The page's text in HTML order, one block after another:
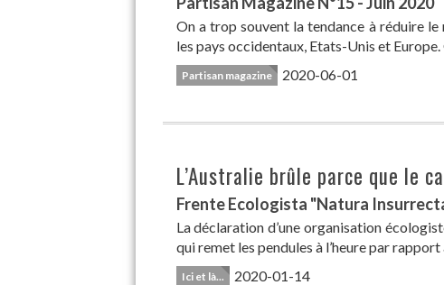
On a trop souvent la tendance à réduire
les pays occidentaux, Etats-Unis et
Partisan magazine 2020-06-01
L’Australie brûle parce que le
Frente Ecologista "Natura
La déclaration d’une organisation
qui remet les pendules à l’heure par
Ici et là... 2020-01-14